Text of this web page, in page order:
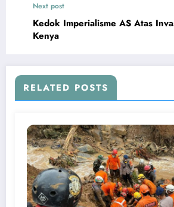
Next post
Kedok Imperialisme AS Atas
Kenya
RELATED POSTS